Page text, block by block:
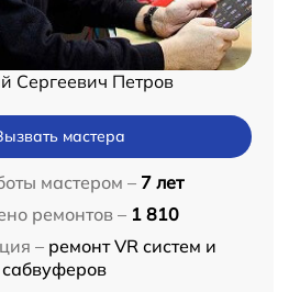
Сергеевич Петров
мастера
мастером – 7 лет
ремонтов – 1 810
– ремонт VR систем и
сабвуферов